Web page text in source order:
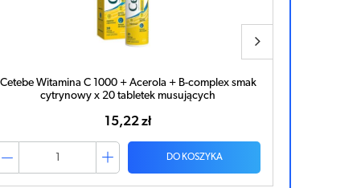
OLIMP Gold-Vit C 1000 smak cytrynowy x 20 tabletek
musujących
19,69 zł
DO KOSZYKA